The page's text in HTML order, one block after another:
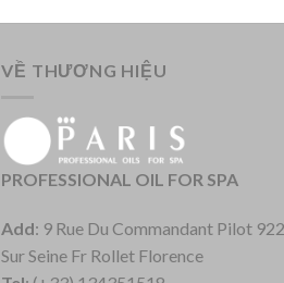
VỀ THƯƠNG HIỆU
PROFESSIONAL OIL FOR SPA
Add: 9 Rue Du Commandant Pilot
Sur Seine Fr Rollet Florence